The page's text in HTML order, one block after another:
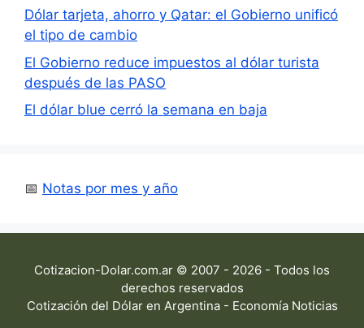
Dólar tarjeta, ahorro y Qatar: el Gobierno unificó
el tipo de cambio
El Gobierno reduce impuestos al dólar turista
después de las PASO
El dólar blue cerró la semana en baja
📅 Notas por mes y año
Cotizacion-Dolar.com.ar © 2007 - 2026 - Todos los
derechos reservados
Cotización del Dólar en Argentina - Economía Noticias